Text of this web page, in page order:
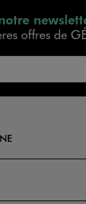
offres de